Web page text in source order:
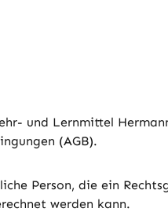
und Lernmittel
(AGB).
Person, die ein
werden kann.